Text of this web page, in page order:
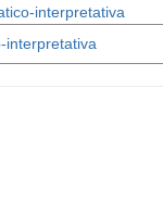
interpretativa
interpretativa